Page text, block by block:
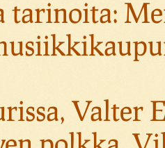
tarinoita:
Valter